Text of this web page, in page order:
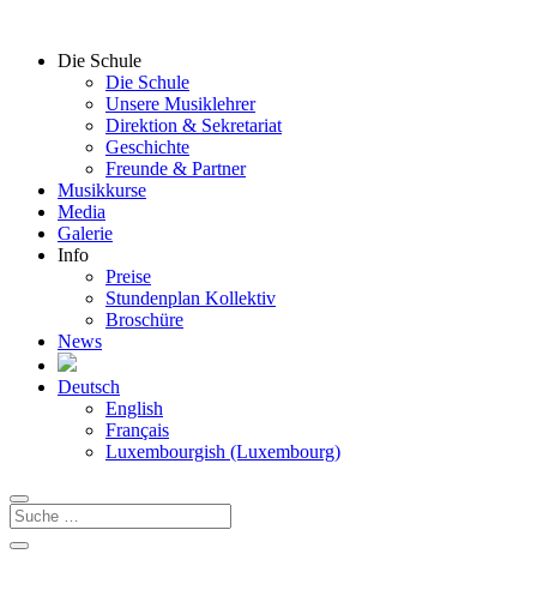
Die Schule
Die Schule
Unsere Musiklehrer
Direktion & Sekretariat
Geschichte
Freunde & Partner
Musikkurse
Media
Galerie
Info
Preise
Stundenplan Kollektiv
Broschüre
News
Deutsch
English
Français
Luxembourgish (Luxembourg)